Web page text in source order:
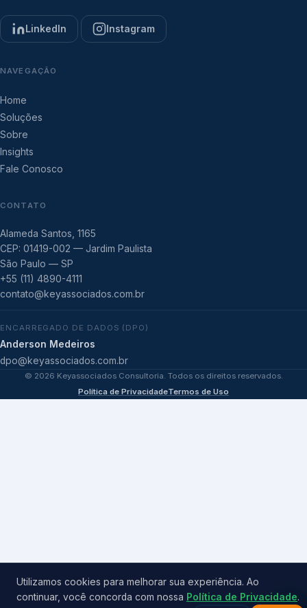
LinkedIn Instagram
NAVEGAÇÃO
Home
Soluções
Sobre
Insights
Fale Conosco
CONTATO
Alameda Santos, 1165
CEP: 01419-002 — Jardim Paulista
São Paulo — SP
+55 (11) 4890-4111
contato@keyassociados.com.br
ENCARREGADO DE DADOS (DPO)
Anderson Medeiros
dpo@keyassociados.com.br
© 2026 Keyassociados Consultoria. Todos os direitos reservados.
Política de PrivacidadeTermos de Uso
Utilizamos cookies para melhorar sua experiência. Ao
continuar, você concorda com nossa Política de Privacidade.